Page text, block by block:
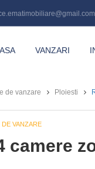
VANZARI
de vanzare Ploiesti
DE VANZARE
camere